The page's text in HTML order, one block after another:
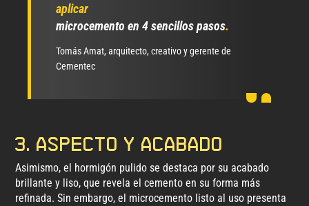
aplicar
microcemento en 4 sencillos pasos.
Tomás Amat, arquitecto, creativo y gerente de
Cementec
3. Aspecto y acabado
Asimismo, el hormigón pulido se destaca por su acabado
brillante y liso, que revela el cemento en su forma más
refinada. Sin embargo, el microcemento listo al uso presenta